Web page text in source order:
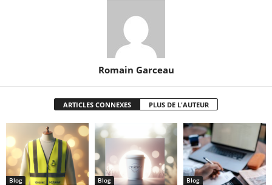
Romain Garceau
ARTICLES CONNEXES PLUS DE L'AUTEUR
Blog Blog Blog